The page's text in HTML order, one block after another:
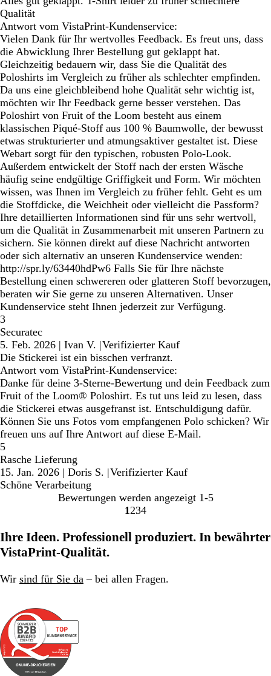
Qualität
Antwort vom VistaPrint-Kundenservice:
Vielen Dank für Ihr wertvolles Feedback. Es freut uns, dass
die Abwicklung Ihrer Bestellung gut geklappt hat.
Gleichzeitig bedauern wir, dass Sie die Qualität des
Poloshirts im Vergleich zu früher als schlechter empfinden.
Da uns eine gleichbleibend hohe Qualität sehr wichtig ist,
möchten wir Ihr Feedback gerne besser verstehen. Das
Poloshirt von Fruit of the Loom besteht aus einem
klassischen Piqué-Stoff aus 100 % Baumwolle, der bewusst
etwas strukturierter und atmungsaktiver gestaltet ist. Diese
Webart sorgt für den typischen, robusten Polo-Look.
Außerdem entwickelt der Stoff nach der ersten Wäsche
häufig seine endgültige Griffigkeit und Form. Wir möchten
wissen, was Ihnen im Vergleich zu früher fehlt. Geht es um
die Stoffdicke, die Weichheit oder vielleicht die Passform?
Ihre detaillierten Informationen sind für uns sehr wertvoll,
um die Qualität in Zusammenarbeit mit unseren Partnern zu
sichern. Sie können direkt auf diese Nachricht antworten
oder sich alternativ an unseren Kundenservice wenden:
http://spr.ly/63440hdPw6 Falls Sie für Ihre nächste
Bestellung einen schwereren oder glatteren Stoff bevorzugen,
beraten wir Sie gerne zu unseren Alternativen. Unser
Kundenservice steht Ihnen jederzeit zur Verfügung.
3
Securatec
5. Feb. 2026 | Ivan V. |Verifizierter Kauf
Die Stickerei ist ein bisschen verfranzt.
Antwort vom VistaPrint-Kundenservice:
Danke für deine 3-Sterne-Bewertung und dein Feedback zum
Fruit of the Loom® Poloshirt. Es tut uns leid zu lesen, dass
die Stickerei etwas ausgefranst ist. Entschuldigung dafür.
Können Sie uns Fotos vom empfangenen Polo schicken? Wir
freuen uns auf Ihre Antwort auf diese E-Mail.
5
Rasche Lieferung
15. Jan. 2026 | Doris S. |Verifizierter Kauf
Schöne Verarbeitung
Bewertungen werden angezeigt 1-5
Gehe
Seite
1 Gehe
Seite
2 Gehe
Seite
3Gehe
Seite
4
Ihre Ideen. Professionell produziert. In bewährter
VistaPrint-Qualität.
Wir sind für Sie da – bei allen Fragen.